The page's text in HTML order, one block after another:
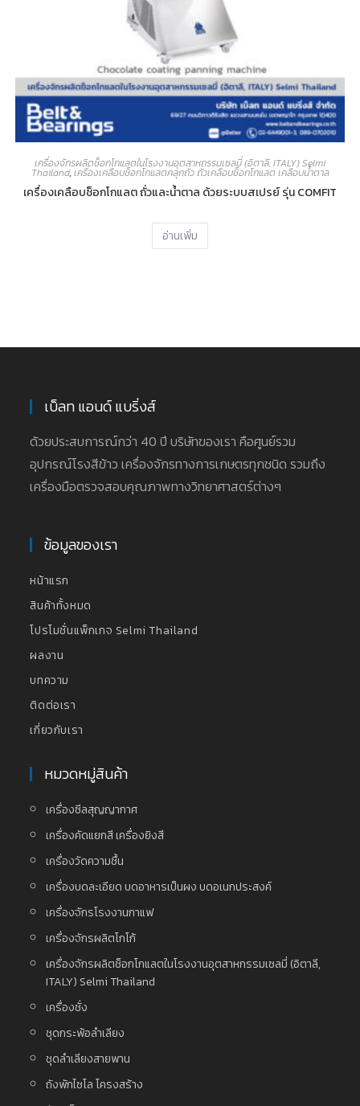
เครื่องจักรผลิตช็อกโกแลตในโรงงานอุตสาหกรรมเซลมี่ (อิตาลี, ITALY) Selmi
Thailand,เครื่องเคลือบช็อกโกแลตคลุกถั่ว ถั่วเคลือบช็อกโกแลต เคลือบน้ำตาล
เครื่องเคลือบช็อกโกแลต ถั่วและน้ำตาล ด้วยระบบสเปรย์ รุ่น COMFIT
อ่านเพิ่ม
เบ็ลท แอนด์ แบริ่งส์
ด้วยประสบการณ์กว่า 40 ปี บริษัทของเรา คือศูนย์รวม
อุปกรณ์โรงสีข้าว เครื่องจักรทางการเกษตรทุกชนิด รวมถึง
เครื่องมือตรวจสอบคุณภาพทางวิทยาศาสตร์ต่างๆ
ข้อมูลของเรา
หน้าแรก
สินค้าทั้งหมด
โปรโมชั่นแพ็กเกจ Selmi Thailand
ผลงาน
บทความ
ติดต่อเรา
เกี่ยวกับเรา
หมวดหมู่สินค้า
เครื่องซีลสุญญากาศ
เครื่องคัดแยกสี เครื่องยิงสี
เครื่องวัดความชื้น
เครื่องบดละเอียด บดอาหารเป็นผง บดอเนกประสงค์
เครื่องจักรโรงงานกาแฟ
เครื่องจักรผลิตโกโก้
เครื่องจักรผลิตช็อกโกแลตในโรงงานอุตสาหกรรมเซลมี่ (อิตาลี,
ITALY) Selmi Thailand
เครื่องชั่ง
ชุดกระพ้อลำเลียง
ชุดลำเลียงสายพาน
ถังพักไซโล โครงสร้าง